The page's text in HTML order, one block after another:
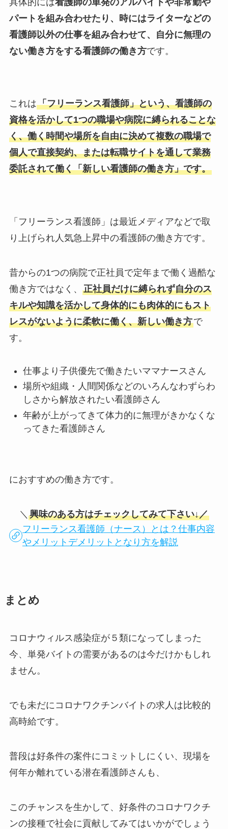
パートを組み合わせたり、時にはライターなどの
看護師以外の仕事を組み合わせて、自分に無理の
ない働き方をする看護師の働き方です。
これは「フリーランス看護師」という、看護師の
資格を活かして1つの職場や病院に縛られることな
く、働く時間や場所を自由に決めて複数の職場で
個人で直接契約、または転職サイトを通して業務
委託されて働く「新しい看護師の働き方」です。
「フリーランス看護師」は最近メディアなどで取
り上げられ人気急上昇中の看護師の働き方です。
昔からの1つの病院で正社員で定年まで働く過酷な
働き方ではなく、 正社員だけに縛られず自分のス
キルや知識を活かして身体的にも肉体的にもスト
レスがないように柔軟に働く、新しい働き方で
す。
仕事より子供優先で働きたいママナースさん
場所や組織・人間関係などのいろんなわずらわ
しさから解放されたい看護師さん
年齢が上がってきて体力的に無理がきかなくな
ってきた看護師さん
におすすめの働き方です。
＼ 興味のある方はチェックしてみて下さい↓／
フリーランス看護師（ナース）とは？仕事内容
やメリットデメリットとなり方を解説
まとめ
コロナウィルス感染症が５類になってしまった
今、単発バイトの需要があるのは今だけかもしれ
ません。
でも未だにコロナワクチンバイトの求人は比較的
高時給です。
普段は好条件の案件にコミットしにくい、現場を
何年か離れている潜在看護師さんも、
このチャンスを生かして、好条件のコロナワクチ
ンの接種で社会に貢献してみてはいかがでしょう